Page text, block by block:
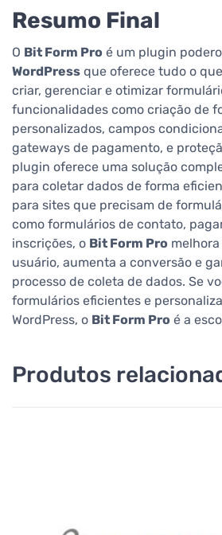
Resumo Final
O Bit Form Pro é um plugin
WordPress que oferece tudo o
criar, gerenciar e otimizar
funcionalidades como criação de
personalizados, campos
gateways de pagamento, e
plugin oferece uma solução
para coletar dados de forma
para sites que precisam de
como formulários de contato,
inscrições, o Bit Form Pro
usuário, aumenta a conversão e
processo de coleta de dados. Se
formulários eficientes e
WordPress, o Bit Form Pro é a
Produtos